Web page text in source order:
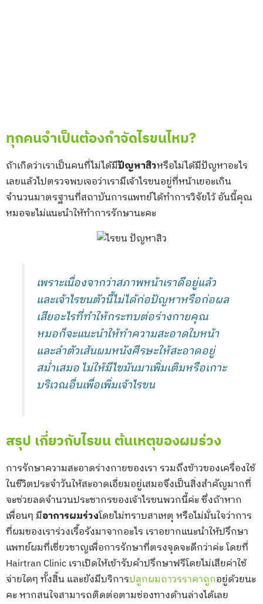
ทุกคนจำเป็นต้องกำจัดไรขนไหม?
ถ้าเกิดว่าเราเป็นคนที่ไม่ได้มีปัญหาสิวหรือไม่ได้มีปัญหาอะไร
เลยแล้วไปตรวจพบเจอว่าเรามีเจ้าไรขนอยู่ที่หน้าเยอะเกิน
จำนวนมาตรฐานที่สถาบันการแพทย์ได้ทำการวิจัยไว้ อันนี้คุณ
หมอจะไม่แนะนำให้ทำการรักษานะคะ
เพราะเนื่องจากว่าสภาพหน้าเราดีอยู่แล้ว
และเจ้าไรขนตัวนี้ไม่ได้ก่อปัญหาหรือก่อผล
เสียอะไรที่ทำให้กระทบต่อร่างกายคุณ
หมอก็จะแนะนำให้ทำความสะอาดใบหน้า
และลำตัวเส้นผมหนังศีรษะให้สะอาดอยู่
สม่ำเสมอ ไม่ให้มีไขมันมาเพิ่มเติมหรือเกาะ
บริเวณอื่นเพื่อเพิ่มเจ้าไรขน
สรุป เกี่ยวกับไรขน ต้นเหตุของผมร่วง
การรักษาความสะอาดร่างกายของเรา รวมถึงข้าวของเครื่องใช้
ในชีวิตประจำวันให้สะอาดเอี่ยมอยู่เสมอจึงเป็นสิ่งสำคัญมากที่
จะช่วยลดจำนวนประชากรของเจ้าไรขนพวกนี้ค่ะ ซึ่งถ้าหาก
เพื่อนๆ มีอาการผมร่วงโดยไม่ทราบสาเหตุ หรือไม่มั่นใจว่าการ
ที่ผมของเราร่วงเรื้อรังมาจากอะไร เราอยากแนะนำให้ปรึกษา
แพทย์ผมที่เชี่ยวชาญเพื่อการรักษาที่ตรงจุดจะดีกว่าค่ะ โดยที่
Hairtran Clinic เราเปิดให้เข้ารับคำปรึกษาฟรีโดยไม่เสียค่าใช้
จ่ายใดๆ ทั้งสิ้น และยังมีบริการปลูกผมถาวรราคาถูกอยู่ด้วยนะ
คะ หากสนใจสามารถติดต่อตามช่องทางด้านล่างได้เลย